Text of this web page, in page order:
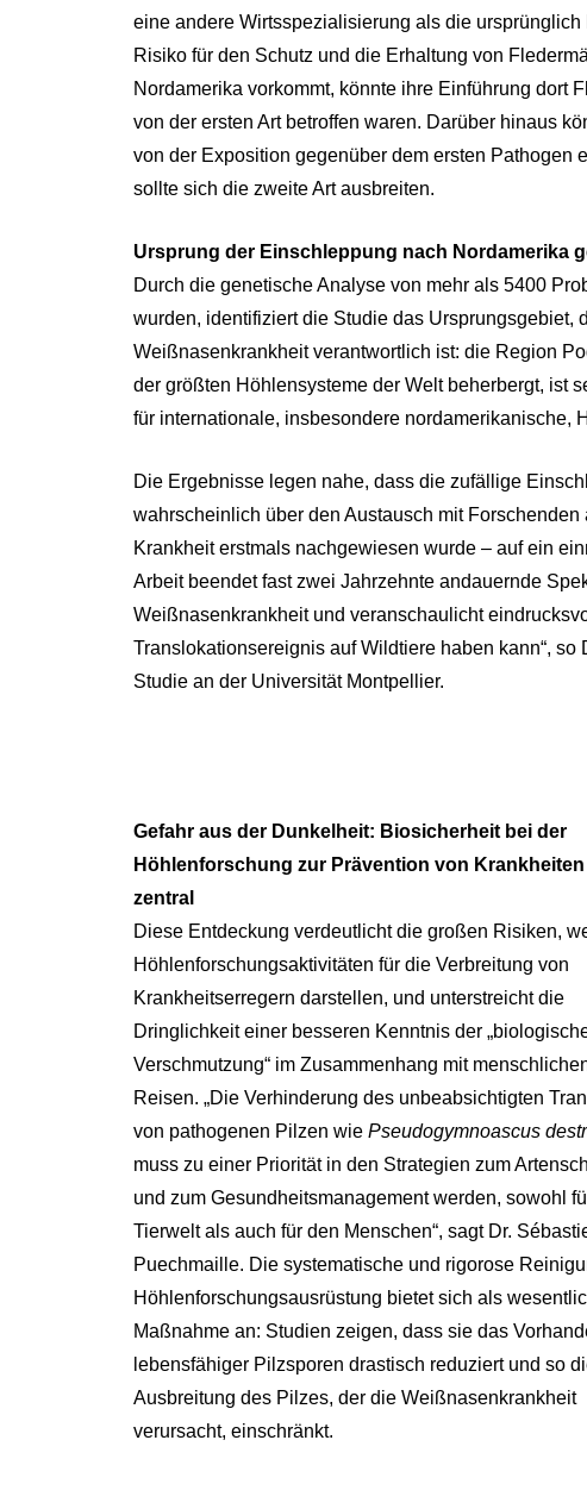
eine andere Wirtsspezialisierung als die
Risiko für den Schutz und die Erhaltung von
Nordamerika vorkommt, könnte ihre Einführung dort
von der ersten Art betroffen waren. Darüber hinaus
von der Exposition gegenüber dem ersten Pathogen
sollte sich die zweite Art ausbreiten.
Ursprung der Einschleppung nach Nordamerika
Durch die genetische Analyse von mehr als 5400
wurden, identifiziert die Studie das Ursprungsgebiet,
Weißnasenkrankheit verantwortlich ist: die Region
der größten Höhlensysteme der Welt beherbergt, ist
für internationale, insbesondere nordamerikanische,
Die Ergebnisse legen nahe, dass die zufällige
wahrscheinlich über den Austausch mit
Krankheit erstmals nachgewiesen wurde – auf ein
Arbeit beendet fast zwei Jahrzehnte andauernde
Weißnasenkrankheit und veranschaulicht
Translokationsereignis auf Wildtiere haben kann“,
Studie an der Universität Montpellier.
Gefahr aus der Dunkelheit: Biosicherheit bei der
Höhlenforschung zur Prävention von Krankheiten
zentral
Diese Entdeckung verdeutlicht die großen Risiken,
Höhlenforschungsaktivitäten für die Verbreitung von
Krankheitserregern darstellen, und unterstreicht die
Dringlichkeit einer besseren Kenntnis der
Verschmutzung“ im Zusammenhang mit
Reisen. „Die Verhinderung des unbeabsichtigten
von pathogenen Pilzen wie Pseudogymnoascus
muss zu einer Priorität in den Strategien zum
und zum Gesundheitsmanagement werden, sowohl
Tierwelt als auch für den Menschen“, sagt Dr.
Puechmaille. Die systematische und rigorose
Höhlenforschungsausrüstung bietet sich als
Maßnahme an: Studien zeigen, dass sie das
lebensfähiger Pilzsporen drastisch reduziert und so
Ausbreitung des Pilzes, der die Weißnasenkrankheit
verursacht, einschränkt.